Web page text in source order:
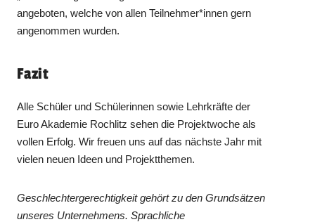
angeboten, welche von allen Teilnehmer*innen gern
angenommen wurden.
Fazit
Alle Schüler und Schülerinnen sowie Lehrkräfte der
Euro Akademie Rochlitz sehen die Projektwoche als
vollen Erfolg. Wir freuen uns auf das nächste Jahr mit
vielen neuen Ideen und Projektthemen.
Geschlechtergerechtigkeit gehört zu den Grundsätzen
unseres Unternehmens. Sprachliche